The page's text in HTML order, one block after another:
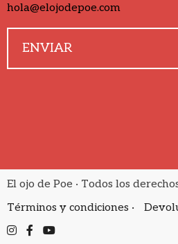
hola@elojodepoe.com
El ojo de Poe · Todos los
Términos y condiciones ·